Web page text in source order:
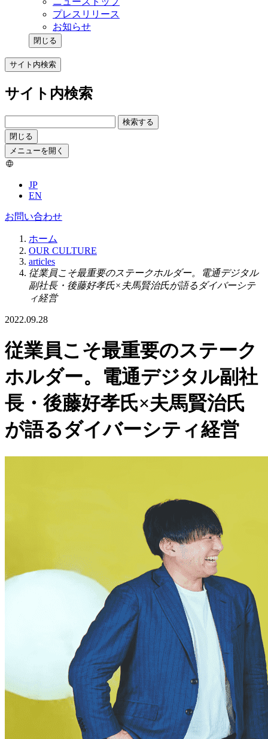
プレスリリース
お知らせ
閉じる
サイト内検索
サイト内検索
検索する
閉じる
メニューを開く
JP
EN
お問い合わせ
ホーム
OUR CULTURE
articles
従業員こそ最重要のステークホルダー。電通デジタル
副社長・後藤好孝氏×夫馬賢治氏が語るダイバーシテ
ィ経営
2022.09.28
従業員こそ最重要のステーク
ホルダー。電通デジタル副社
長・後藤好孝氏×夫馬賢治氏
が語るダイバーシティ経営